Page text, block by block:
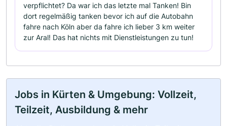
verpflichtet? Da war ich das letzte mal Tanken! Bin
dort regelmäßig tanken bevor ich auf die Autobahn
fahre nach Köln aber da fahre ich lieber 3 km weiter
zur Aral! Das hat nichts mit Dienstleistungen zu tun!
Jobs in Kürten & Umgebung: Vollzeit,
Teilzeit, Ausbildung & mehr